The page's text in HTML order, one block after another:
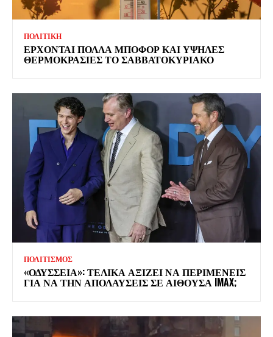
ΠΟΛΙΤΙΚΗ
ΕΡΧΟΝΤΑΙ ΠΟΛΛΑ ΜΠΟΦΟΡ ΚΑΙ ΥΨΗΛΕΣ
ΘΕΡΜΟΚΡΑΣΙΕΣ ΤΟ ΣΑΒΒΑΤΟΚΥΡΙΑΚΟ
ΠΟΛΙΤΙΣΜΟΣ
«ΟΔΥΣΣΕΙΑ»: ΤΕΛΙΚΑ ΑΞΙΖΕΙ ΝΑ ΠΕΡΙΜΕΝΕΙΣ
ΓΙΑ ΝΑ ΤΗΝ ΑΠΟΛΑΥΣΕΙΣ ΣΕ ΑΙΘΟΥΣΑ IMAX;